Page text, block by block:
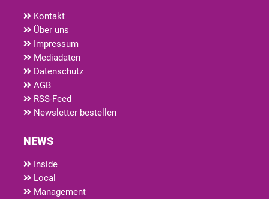
Kontakt
Über uns
Impressum
Mediadaten
Datenschutz
AGB
RSS-Feed
Newsletter bestellen
NEWS
Inside
Local
Management